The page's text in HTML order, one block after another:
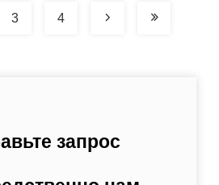
3 4
запрос